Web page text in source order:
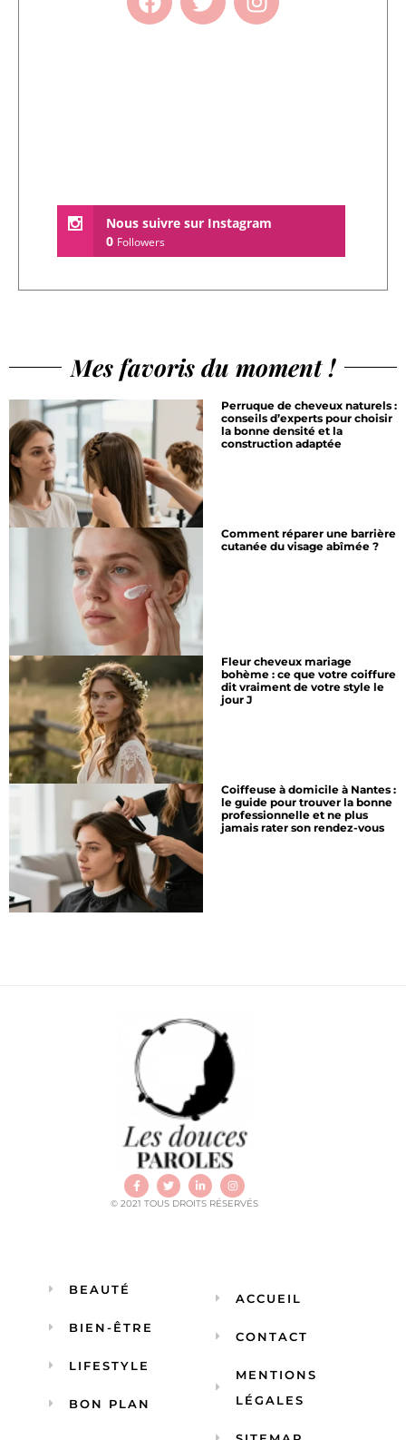
Nous suivre sur Instagram
0 Followers
Mes favoris du moment !
Perruque de cheveux naturels :
conseils d’experts pour choisir
la bonne densité et la
construction adaptée
Comment réparer une barrière
cutanée du visage abîmée ?
Fleur cheveux mariage
bohème : ce que votre coiffure
dit vraiment de votre style le
jour J
Coiffeuse à domicile à Nantes :
le guide pour trouver la bonne
professionnelle et ne plus
jamais rater son rendez-vous
© 2021 TOUS DROITS RÉSERVÉS
BEAUTÉ
BIEN-ÊTRE
LIFESTYLE
BON PLAN
ACCUEIL
CONTACT
MENTIONS
LÉGALES